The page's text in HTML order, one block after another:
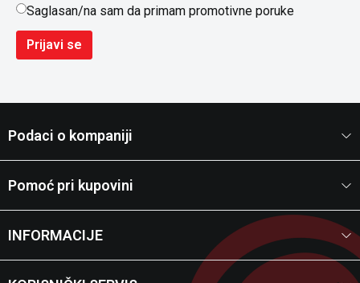
Saglasan/na sam da primam promotivne poruke
Prijavi se
Podaci o kompaniji
Pomoć pri kupovini
INFORMACIJE